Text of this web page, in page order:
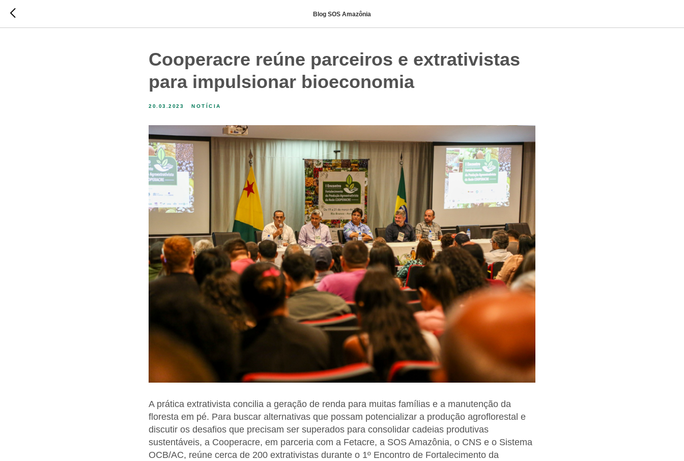
Blog SOS Amazônia
Cooperacre reúne parceiros e extrativistas
para impulsionar bioeconomia
20.03.2023 NOTÍCIA
A prática extrativista concilia a geração de renda para muitas famílias e a manutenção da
floresta em pé. Para buscar alternativas que possam potencializar a produção agroflorestal e
discutir os desafios que precisam ser superados para consolidar cadeias produtivas
sustentáveis, a Cooperacre, em parceria com a Fetacre, a SOS Amazônia, o CNS e o Sistema
OCB/AC, reúne cerca de 200 extrativistas durante o 1º Encontro de Fortalecimento da